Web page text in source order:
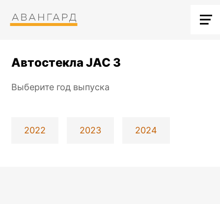
Автостекла JAC 3
Выберите год выпуска
2022 2023 2024